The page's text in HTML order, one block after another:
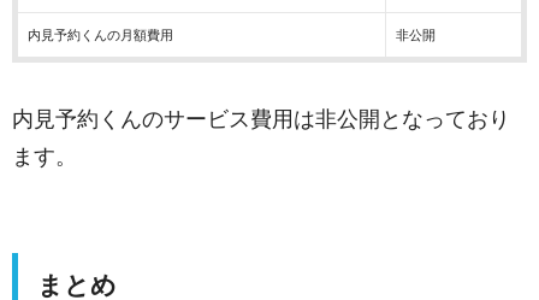
内見予約くんの月額費用 非公開
内見予約くんのサービス費用は非公開となっており
ます。
まとめ